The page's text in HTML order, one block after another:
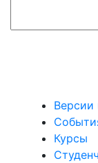
Версии
Курсы